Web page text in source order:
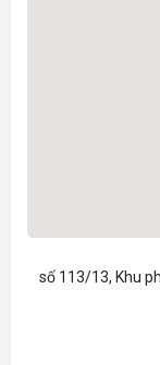
số 113/13, Khu